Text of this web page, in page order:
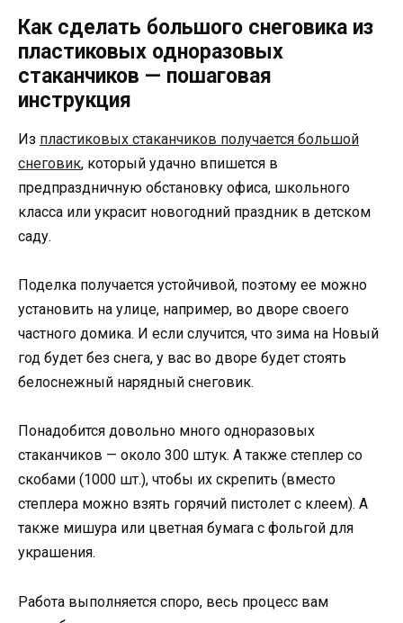
Как сделать большого снеговика из
пластиковых одноразовых
стаканчиков — пошаговая
инструкция
Из пластиковых стаканчиков получается большой
снеговик, который удачно впишется в
предпраздничную обстановку офиса, школьного
класса или украсит новогодний праздник в детском
саду.
Поделка получается устойчивой, поэтому ее можно
установить на улице, например, во дворе своего
частного домика. И если случится, что зима на Новый
год будет без снега, у вас во дворе будет стоять
белоснежный нарядный снеговик.
Понадобится довольно много одноразовых
стаканчиков — около 300 штук. А также степлер со
скобами (1000 шт.), чтобы их скрепить (вместо
степлера можно взять горячий пистолет с клеем). А
также мишура или цветная бумага с фольгой для
украшения.
Работа выполняется споро, весь процесс вам